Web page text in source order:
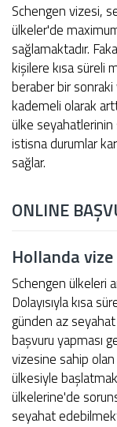
Schengen vizesi,
ülkeler'de
sağlamaktadır.
kişilere kısa süreli
beraber bir sonraki
kademeli olarak
ülke seyahatlerinin
istisna durumlar
sağlar.
ONLINE
Hollanda
Schengen ülkeleri
Dolayısıyla kısa
günden az
başvuru yapması
vizesine sahip olan
ülkesiyle
ülkelerine'de
seyahat